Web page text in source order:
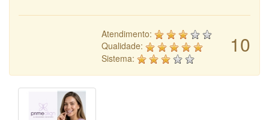
10
Atendimento:
Qualidade:
Sistema: